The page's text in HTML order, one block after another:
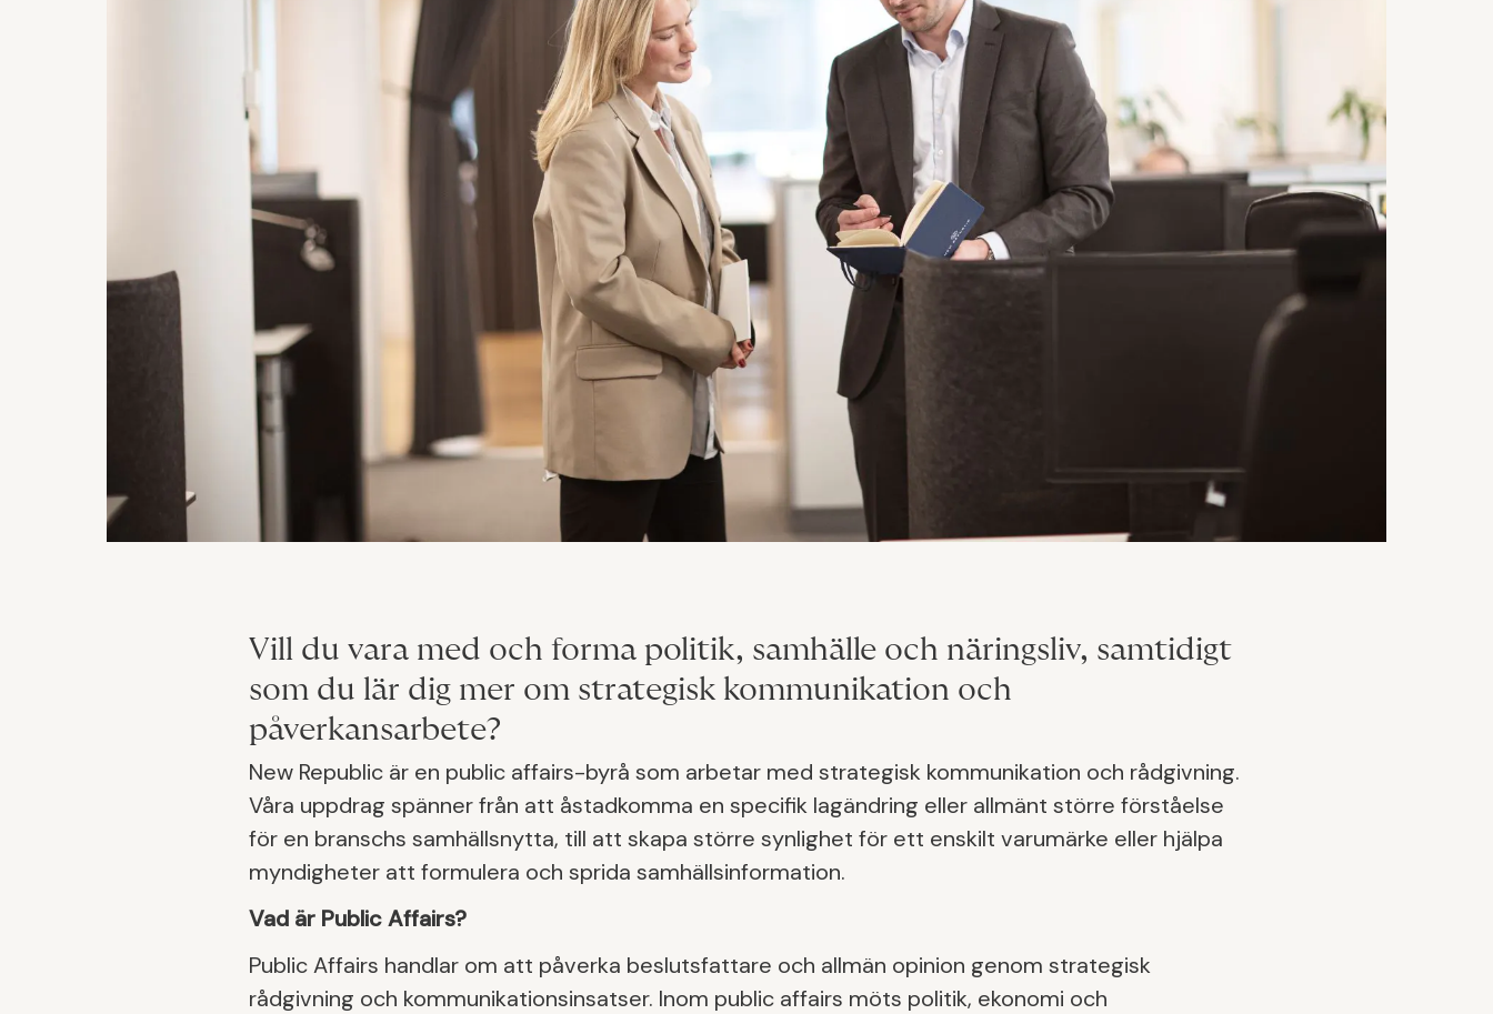
Vill du vara med och forma politik, samhälle och näringsliv, samtidigt
som du lär dig mer om strategisk kommunikation och
påverkansarbete?
New Republic är en public affairs-byrå som arbetar med strategisk kommunikation och rådgivning.
Våra uppdrag spänner från att åstadkomma en specifik lagändring eller allmänt större förståelse
för en branschs samhällsnytta, till att skapa större synlighet för ett enskilt varumärke eller hjälpa
myndigheter att formulera och sprida samhällsinformation.
Vad är Public Affairs?
Public Affairs handlar om att påverka beslutsfattare och allmän opinion genom strategisk
rådgivning och kommunikationsinsatser. Inom public affairs möts politik, ekonomi och